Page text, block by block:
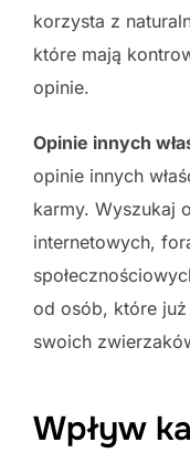
korzysta z
które mają
opinie.
Opinie innych
opinie innych
karmy. Wyszukaj
internetowych,
od osób, które już
swoich
Wpływ